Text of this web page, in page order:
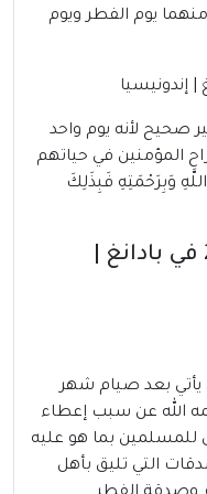
منهما يوم الفطر ويوم
صحيح لأنه يوم واحد
المؤمنين في حياتهم
وَبِرَحْمَتِهِ فَبِذَلِكَ
موعد صلاة عيد الفطر 2024 في بادانغ |
يأتي بعد صيام شهر
الله عن سبب إعطاء
للمسلمين بما هو عليه
التي تليق بأهل